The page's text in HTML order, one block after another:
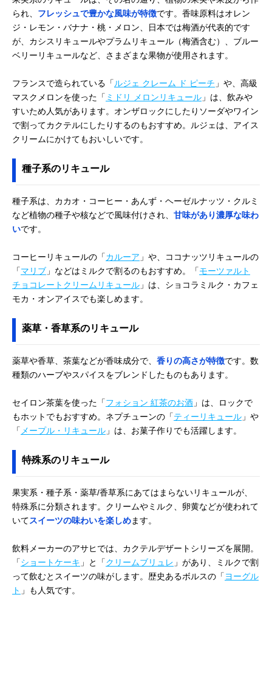
られ、 フレッシュで豊かな風味が特徴です。香味原料はオレン
ジ・レモン・バナナ・桃・メロン、日本では梅酒が代表的です
が、カシスリキュールやプラムリキュール（梅酒含む）、ブルー
ベリーリキュールなど、さまざまな果物が使用されます。
フランスで造られている「ルジェ クレーム ド ピーチ 」や、高級
マスクメロンを使った「 ミドリ メロンリキュール 」は、飲みや
すいため人気があります。オンザロックにしたりソーダやワイン
で割ってカクテルにしたりするのもおすすめ。ルジェは、アイス
クリームにかけてもおいしいです。
種子系のリキュール
種子系は、カカオ・コーヒー・あんず・ヘーゼルナッツ・クルミ
など植物の種子や核などで風味付けされ、 甘味があり濃厚な味わ
いです。
コーヒーリキュールの「カルーア 」や、ココナッツリキュールの
「マリブ 」などはミルクで割るのもおすすめ。「モーツァルト
チョコレートクリームリキュール 」は、ショコラミルク・カフェ
モカ・オンアイスでも楽しめます。
薬草・香草系のリキュール
薬草や香草、茶葉などが香味成分で、 香りの高さが特徴です。数
種類のハーブやスパイスをブレンドしたものもあります。
セイロン茶葉を使った「フォション 紅茶のお酒 」は、ロックで
もホットでもおすすめ。ネプチューンの「ティーリキュール 」や
「 メープル・リキュール 」は、お菓子作りでも活躍します。
特殊系のリキュール
果実系・種子系・薬草/香草系にあてはまらないリキュールが、
特殊系に分類されます。クリームやミルク、卵黄などが使われて
いてスイーツの味わいを楽しめます。
飲料メーカーのアサヒでは、カクテルデザートシリーズを展開。
「ショートケーキ 」と「クリームブリュレ 」があり、ミルクで割
って飲むとスイーツの味がします。歴史あるボルスの「ヨーグル
ト 」も人気です。